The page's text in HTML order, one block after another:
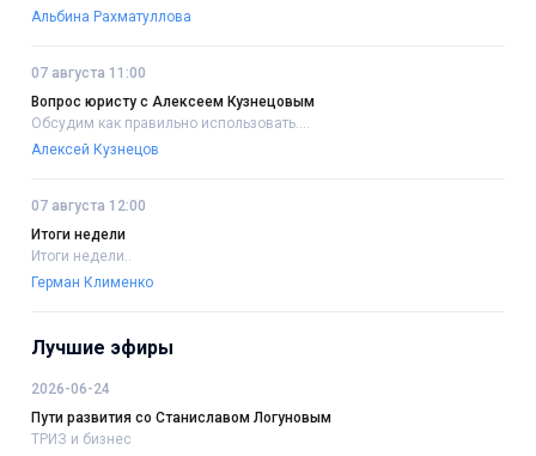
Альбина Рахматуллова
07 августа 11:00
Вопрос юристу с Алексеем Кузнецовым
Обсудим как правильно использовать....
Алексей Кузнецов
07 августа 12:00
Итоги недели
Итоги недели..
Герман Клименко
Лучшие эфиры
2026-06-24
Пути развития со Станиславом Логуновым
ТРИЗ и бизнес